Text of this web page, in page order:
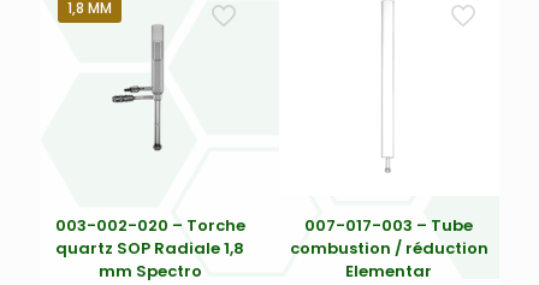
1,8 MM
003-002-020 – Torche
quartz SOP Radiale 1,8
mm Spectro
007-017-003 – Tube
combustion / réduction
Elementar